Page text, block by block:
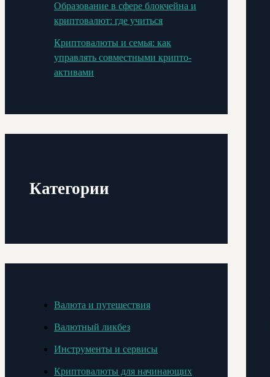
Образование в сфере блокчейна и
криптовалют: где учиться
Криптовалюты и семья: как
управлять совместными крипто-
активами
Категории
Валюта и путешествия
Валютный ликбез
Инструменты и сервисы
Криптовалюты для начинающих